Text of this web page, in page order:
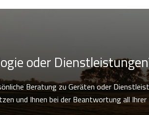
oder
Beratung zu Geräten oder
und Ihnen bei der Beantwortung all